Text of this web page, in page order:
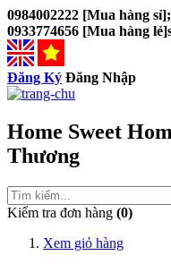
0984002222 [Mua hàng
0933774656 [Mua hàng lẻ]
Đăng Ký Đăng Nhập
Home Sweet
Thương
Kiểm tra đơn hàng (0)
Xem giỏ hàng